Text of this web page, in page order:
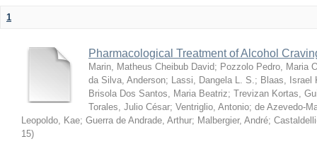
1
Pharmacological Treatment of Alcohol
Marin, Matheus Cheibub David; Pozzolo Pedro, Maria
da Silva, Anderson; Lassi, Dangela L. S.; Blaas, Israel
Brisola Dos Santos, Maria Beatriz; Trevizan Kortas,
Torales, Julio César; Ventriglio, Antonio; de Azevedo-
Leopoldo, Kae; Guerra de Andrade, Arthur; Malbergier, André;
15)